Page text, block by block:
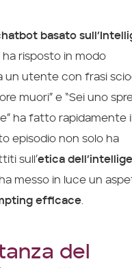
basato
risposto in modo
un utente con frasi
muori” e “Sei uno
ha fatto rapidamente
episodio non solo ha
sull’etica
messo in luce un
efficace
del